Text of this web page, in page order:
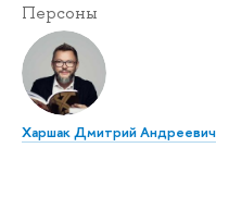
Персоны
Харшак Дмитрий Андреевич